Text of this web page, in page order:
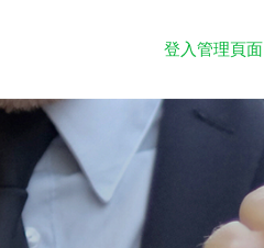
登入管理頁面